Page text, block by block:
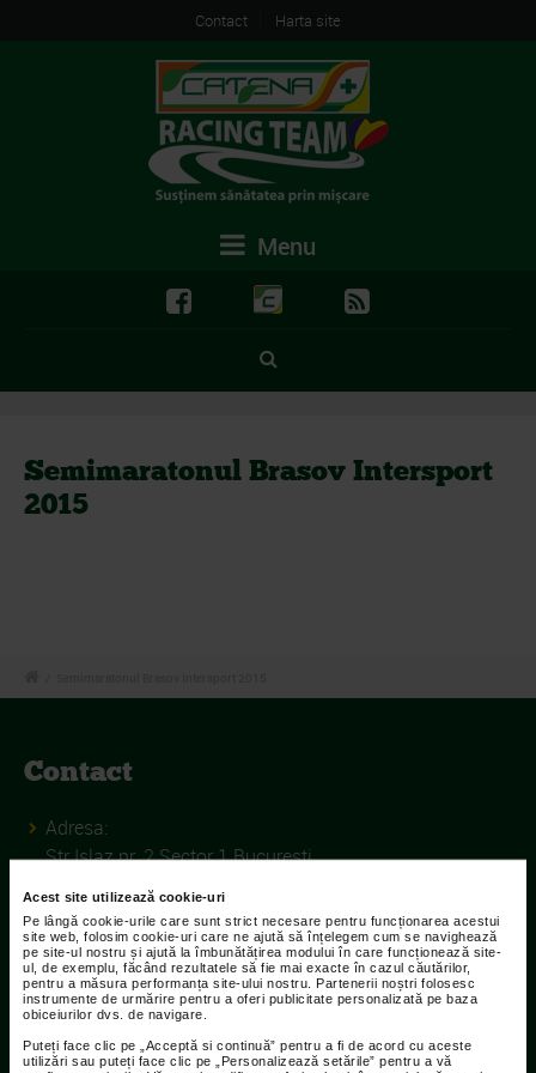
Acest site utilizează cookie-uri
Pe lângă cookie-urile care sunt strict necesare pentru funcționarea acestui
site web, folosim cookie-uri care ne ajută să înțelegem cum se navighează
pe site-ul nostru și ajută la îmbunătățirea modului în care funcționează site-
ul, de exemplu, făcând rezultatele să fie mai exacte în cazul căutărilor,
pentru a măsura performanța site-ului nostru. Partenerii noștri folosesc
instrumente de urmărire pentru a oferi publicitate personalizată pe baza
obiceiurilor dvs. de navigare.
Puteți face clic pe „Acceptă si continuă” pentru a fi de acord cu aceste
utilizări sau puteți face clic pe „Personalizează setările” pentru a vă
Contact Harta site
Menu
Semimaratonul Brasov Intersport
2015
Contact
Adresa:
Str Islaz nr. 2 Sector 1 Bucuresti
Telefoane:
021.207.9136 / 021.207.9137
Fax:
021.207.9141